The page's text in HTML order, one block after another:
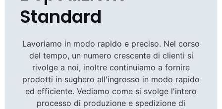
Standard
Lavoriamo in modo rapido e preciso. Nel corso
del tempo, un numero crescente di clienti si
rivolge a noi, inoltre continuiamo a fornire
prodotti in sughero all'ingrosso in modo rapido
ed efficiente. Vediamo come si svolge l'intero
processo di produzione e spedizione di